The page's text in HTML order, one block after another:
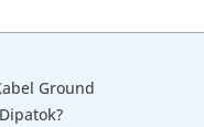
Ground